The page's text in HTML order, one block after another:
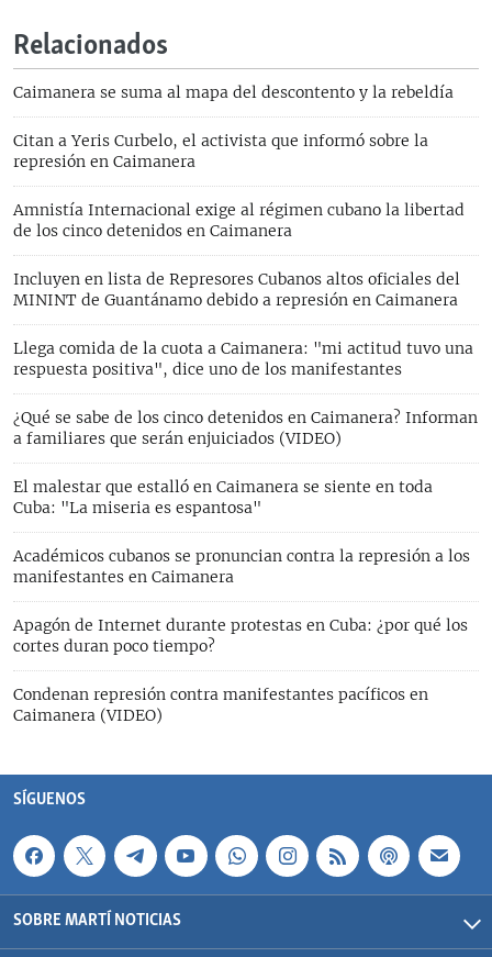
Relacionados
Caimanera se suma al mapa del descontento y la rebeldía
Citan a Yeris Curbelo, el activista que informó sobre la
represión en Caimanera
Amnistía Internacional exige al régimen cubano la libertad
de los cinco detenidos en Caimanera
Incluyen en lista de Represores Cubanos altos oficiales del
MININT de Guantánamo debido a represión en Caimanera
Llega comida de la cuota a Caimanera: "mi actitud tuvo una
respuesta positiva", dice uno de los manifestantes
¿Qué se sabe de los cinco detenidos en Caimanera? Informan
a familiares que serán enjuiciados (VIDEO)
El malestar que estalló en Caimanera se siente en toda
Cuba: "La miseria es espantosa"
Académicos cubanos se pronuncian contra la represión a los
manifestantes en Caimanera
Apagón de Internet durante protestas en Cuba: ¿por qué los
cortes duran poco tiempo?
Condenan represión contra manifestantes pacíficos en
Caimanera (VIDEO)
SÍGUENOS
SOBRE MARTÍ NOTICIAS